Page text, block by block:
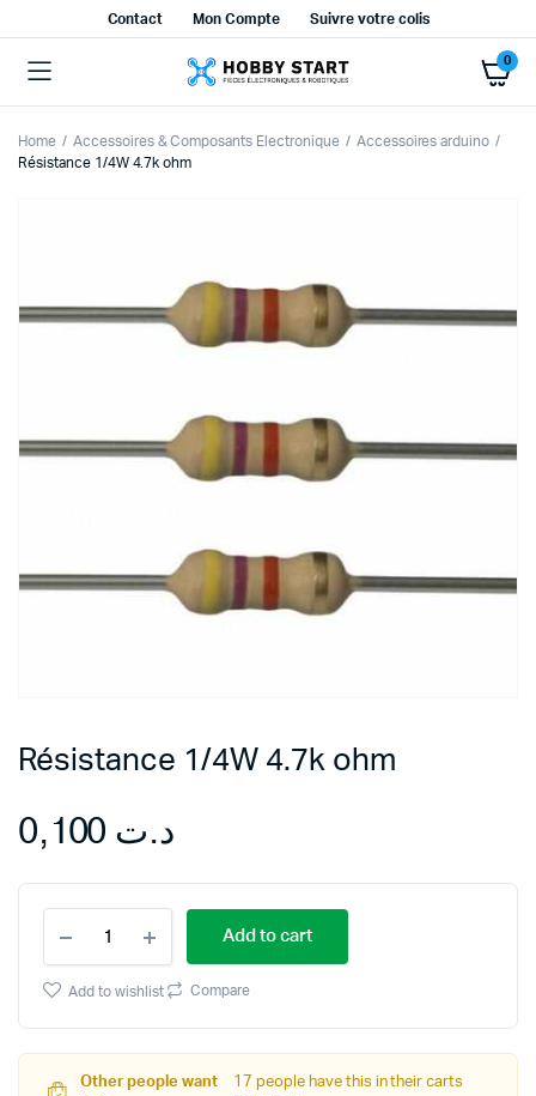
Contact Mon Compte Suivre votre colis
0
Home Accessoires & Composants Electronique
Accessoires arduino
Résistance 1/4W 4.7k ohm
Résistance 1/4W 4.7k ohm
د.ت
1/4W
4.7k
ohm
Add to cart
Add to wishlist Compare
Other people want
17 people have this in their carts